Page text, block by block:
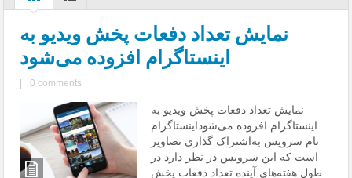
نمایش تعداد دفعات پخش ویدیو به‌
اینستاگرام افزوده می‌شود
0 comments
نمایش تعداد دفعات پخش ویدیو به‌
اینستاگرام افزوده می‌شوداینستاگرام
نام سرویس به‌اشتراک گذاری تصاویر
است که این سرویس در نظر دارد در
طول هفته‌های آینده تعداد دفعات پخش